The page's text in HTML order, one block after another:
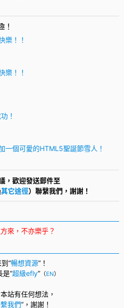
！
樂！！
樂！！
！
個可愛的HTML5聖誕節雪人！
，歡迎發送郵件至
其它途徑）聯繫我們，謝謝！
來，不亦樂乎？
“暢想資源”！
是“超級efly” （EN）
站有任何想法，
我們”， 謝謝！